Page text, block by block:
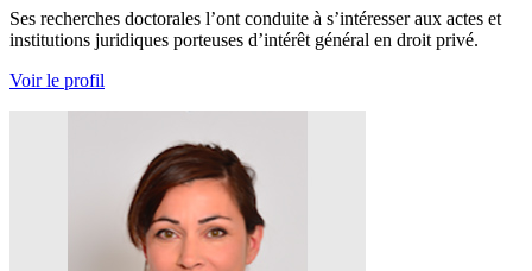
Ses recherches doctorales l’ont conduite à s’intéresser aux actes et
institutions juridiques porteuses d’intérêt général en droit privé.
Voir le profil